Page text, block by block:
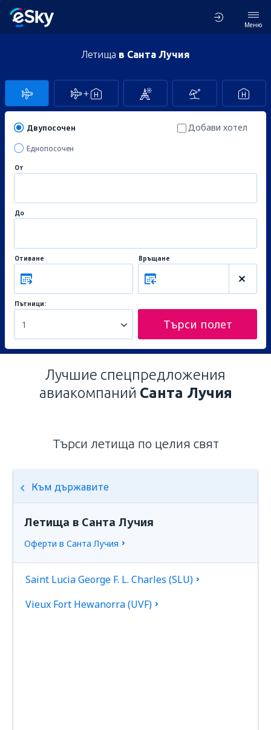
Меню
Летища в Санта Лучия
Двупосочен
Еднопосочен
Добави хотел
От
До
Отиване Връщане
Пътници:
1 Търси полет
Лучшие спецпредложения
авиакомпаний Санта Лучия
Търси летища по целия свят
Към държавите
Летища в Санта Лучия
Оферти в Санта Лучия
Saint Lucia George F. L. Charles (SLU)
Vieux Fort Hewanorra (UVF)